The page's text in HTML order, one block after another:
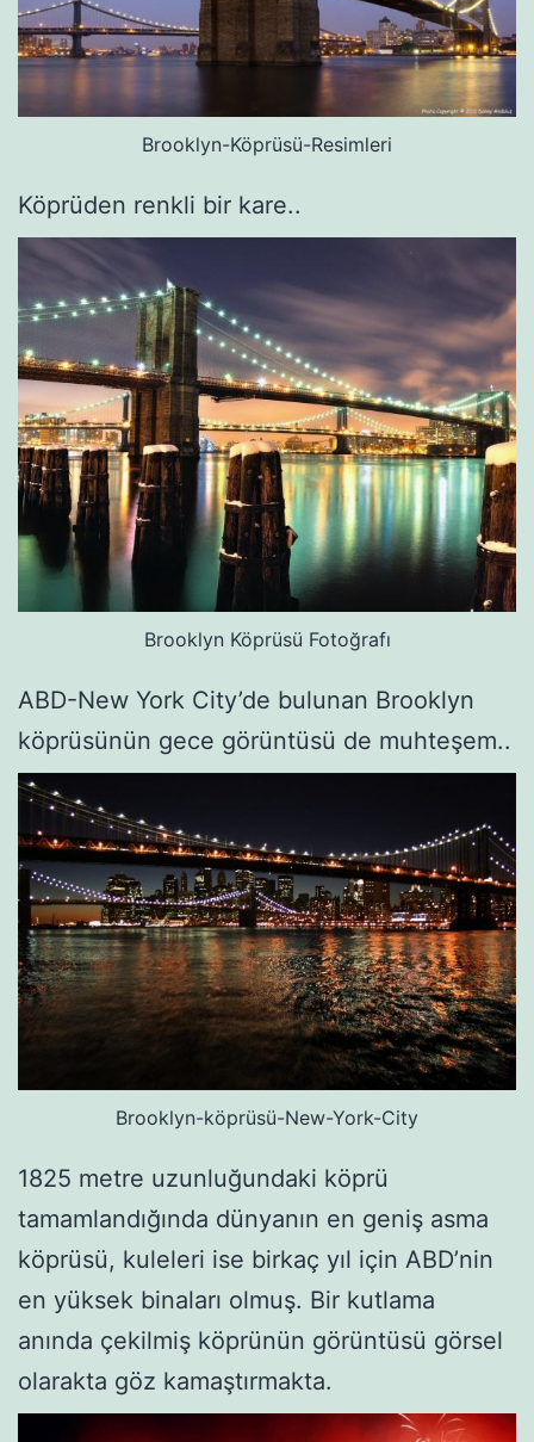
Brooklyn-Köprüsü-Resimleri
Köprüden renkli bir kare..
Brooklyn Köprüsü Fotoğrafı
ABD-New York City’de bulunan Brooklyn
köprüsünün gece görüntüsü de muhteşem..
Brooklyn-köprüsü-New-York-City
1825 metre uzunluğundaki köprü
tamamlandığında dünyanın en geniş asma
köprüsü, kuleleri ise birkaç yıl için ABD’nin
en yüksek binaları olmuş. Bir kutlama
anında çekilmiş köprünün görüntüsü görsel
olarakta göz kamaştırmakta.